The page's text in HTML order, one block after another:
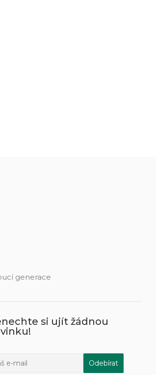
generace
si ujít žádnou